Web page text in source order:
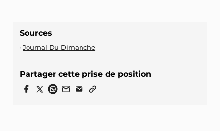
Sources
Journal Du Dimanche
Partager cette prise de position